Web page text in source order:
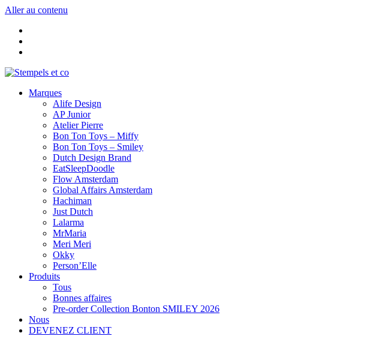
Aller au contenu
Marques
Alife Design
AP Junior
Atelier Pierre
Bon Ton Toys – Miffy
Bon Ton Toys – Smiley
Dutch Design Brand
EatSleepDoodle
Flow Amsterdam
Global Affairs Amsterdam
Hachiman
Just Dutch
Lalarma
MrMaria
Meri Meri
Okky
Person’Elle
Produits
Tous
Bonnes affaires
Pre-order Collection Bonton SMILEY 2026
Nous
DEVENEZ CLIENT